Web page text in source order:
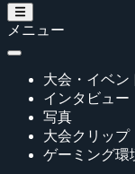
メニュー
大会・イベン
インタビュー
写真
大会クリップ
ゲーミング環